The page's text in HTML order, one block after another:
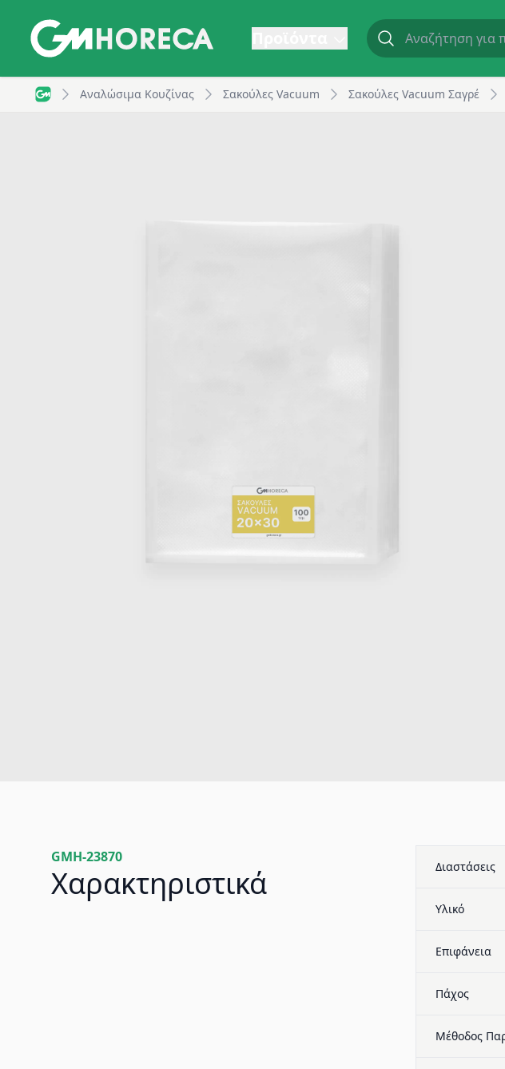
Σακούλες Vacuum, Σαγρέ, 20x30cm, PA/PE, 90μm | GM Horeca
Αναλώσιμα Κουζίνας Σακούλες Vacuum Σακούλες Vacuum Σαγρέ
GMH-23870
Χαρακτηριστικά Διαστάσεις
Υλικό
Επιφάνεια
Πάχος
Μέθοδος